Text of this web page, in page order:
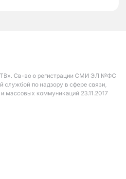
Св-во о регистрации СМИ ЭЛ №ФС
службой по надзору в сфере связи,
массовых коммуникаций 23.11.2017